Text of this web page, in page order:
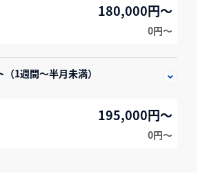
180,000円～
0円〜
1週間～半月未満）
195,000円～
0円〜